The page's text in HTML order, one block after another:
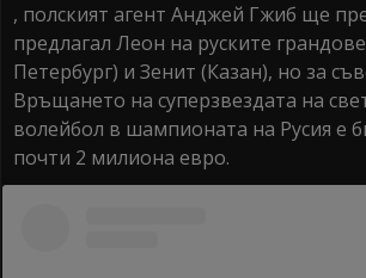
, полският агент Анджей Гжиб ще
предлагал Леон на руските
Петербург) и Зенит (Казан), но за
Връщането на суперзвездата на
волейбол в шампионата на Русия е
почти 2 милиона евро.